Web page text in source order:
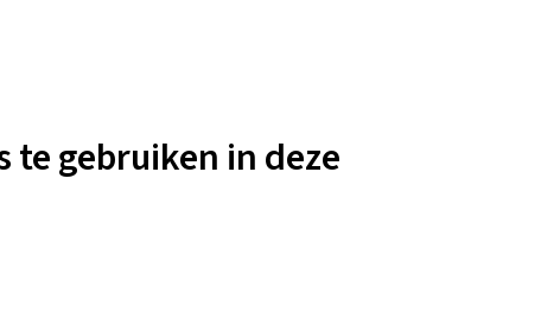
te gebruiken in deze